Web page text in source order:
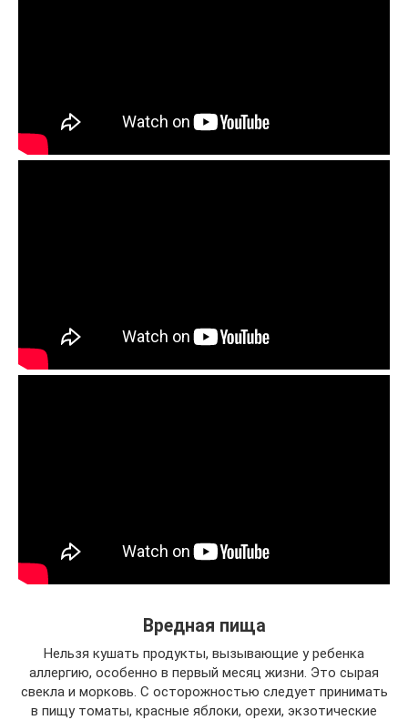
Вредная пища
Нельзя кушать продукты, вызывающие у ребенка
аллергию, особенно в первый месяц жизни. Это сырая
свекла и морковь. С осторожностью следует принимать
в пищу томаты, красные яблоки, орехи, экзотические